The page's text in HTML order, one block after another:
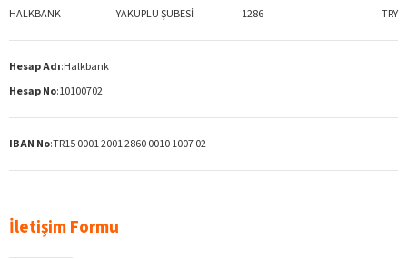
HALKBANK
YAKUPLU ŞUBESİ
1286
TRY
Hesap Adı:Halkbank
Hesap No:10100702
IBAN No:TR15 0001 2001 2860 0010 1007 02
İletişim Formu